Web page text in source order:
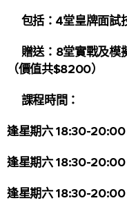
💮包括：4堂皇牌面試
💮贈送：8堂實戰及模
（價值共$8200）
📌課程時間：
逢星期六 18:30-
逢星期六 18:30-
逢星期六 18:30-